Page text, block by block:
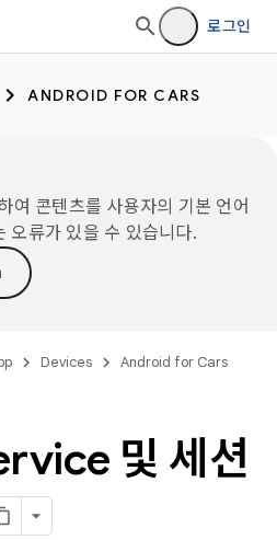
로그인
ANDROID FOR CARS
콘텐츠를 사용자의 기본 언어
오류가 있을 수 있습니다.
Devices Android for Cars
및 세션